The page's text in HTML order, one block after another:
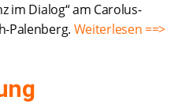
im Dialog“ am Carolus-
Palenberg. Weiterlesen ==>